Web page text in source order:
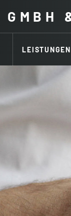
GMBH
LEISTUNGEN